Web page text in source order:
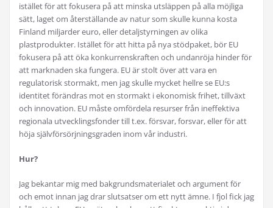
istället för att fokusera på att minska utsläppen på alla möjliga
sätt, laget om återställande av natur som skulle kunna kosta
Finland miljarder euro, eller detaljstyrningen av olika
plastprodukter. Istället för att hitta på nya stödpaket, bör EU
fokusera på att öka konkurrenskraften och undanröja hinder för
att marknaden ska fungera. EU är stolt över att vara en
regulatorisk stormakt, men jag skulle mycket hellre se EU:s
identitet förändras mot en stormakt i ekonomisk frihet, tillväxt
och innovation. EU måste omfördela resurser från ineffektiva
regionala utvecklingsfonder till t.ex. försvar, forsvar, eller för att
höja självförsörjningsgraden inom vår industri.
Hur?
Jag bekantar mig med bakgrundsmaterialet och argument för
och emot innan jag drar slutsatser om ett nytt ämne. I fjol fick jag